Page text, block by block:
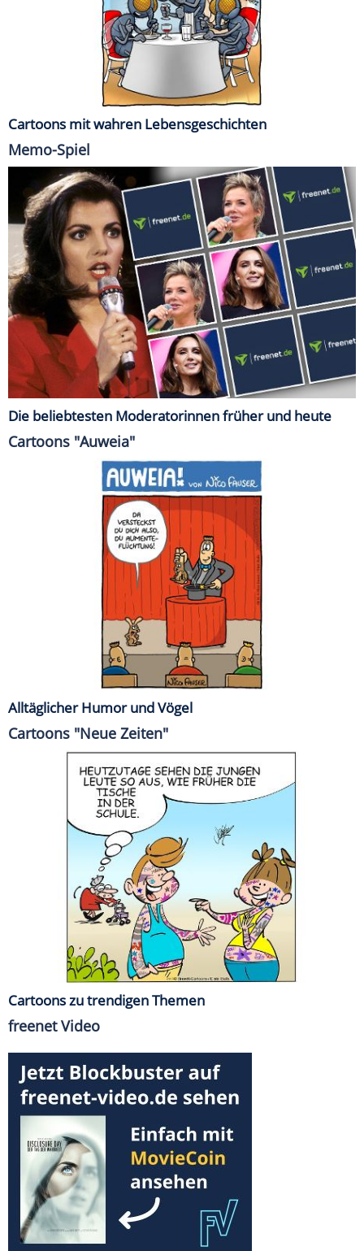
Cartoons mit wahren Lebensgeschichten
Memo-Spiel
Die beliebtesten Moderatorinnen früher und heute
Cartoons "Auweia"
Alltäglicher Humor und Vögel
Cartoons "Neue Zeiten"
Cartoons zu trendigen Themen
freenet Video